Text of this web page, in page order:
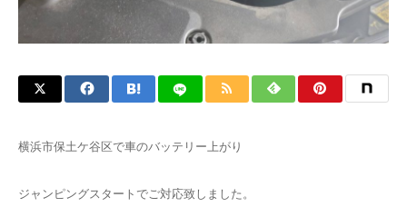
横浜市保土ケ谷区で車のバッテリー上がり
ジャンピングスタートでご対応致しました。